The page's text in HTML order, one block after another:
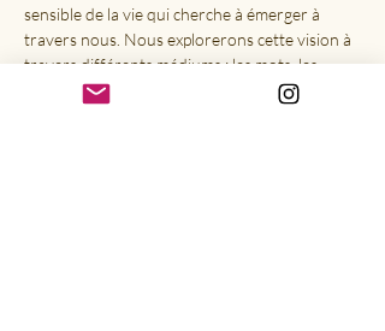
sensible de la vie qui cherche à émerger à
travers nous. Nous explorerons cette vision à
travers différents médiums : les mots, les
images, les symboles, les couleurs, les sons,